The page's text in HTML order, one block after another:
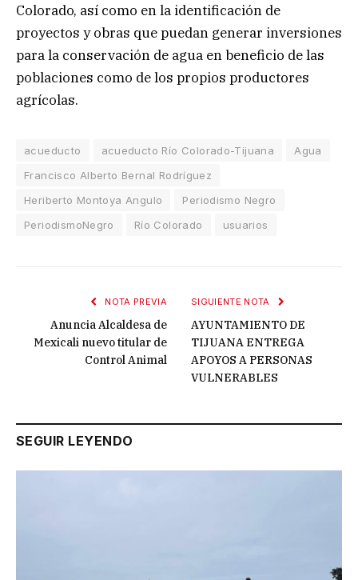
Colorado, así como en la identificación de
proyectos y obras que puedan generar inversiones
para la conservación de agua en beneficio de las
poblaciones como de los propios productores
agrícolas.
acueducto acueducto Río Colorado-Tijuana
Agua
Francisco Alberto Bernal Rodríguez
Heriberto Montoya Angulo
Periodismo Negro
PeriodismoNegro
Río Colorado usuarios
NOTA PREVIA
Anuncia Alcaldesa de
Mexicali nuevo titular de
Control Animal
SIGUIENTE NOTA
AYUNTAMIENTO DE
TIJUANA ENTREGA
APOYOS A PERSONAS
VULNERABLES
SEGUIR LEYENDO